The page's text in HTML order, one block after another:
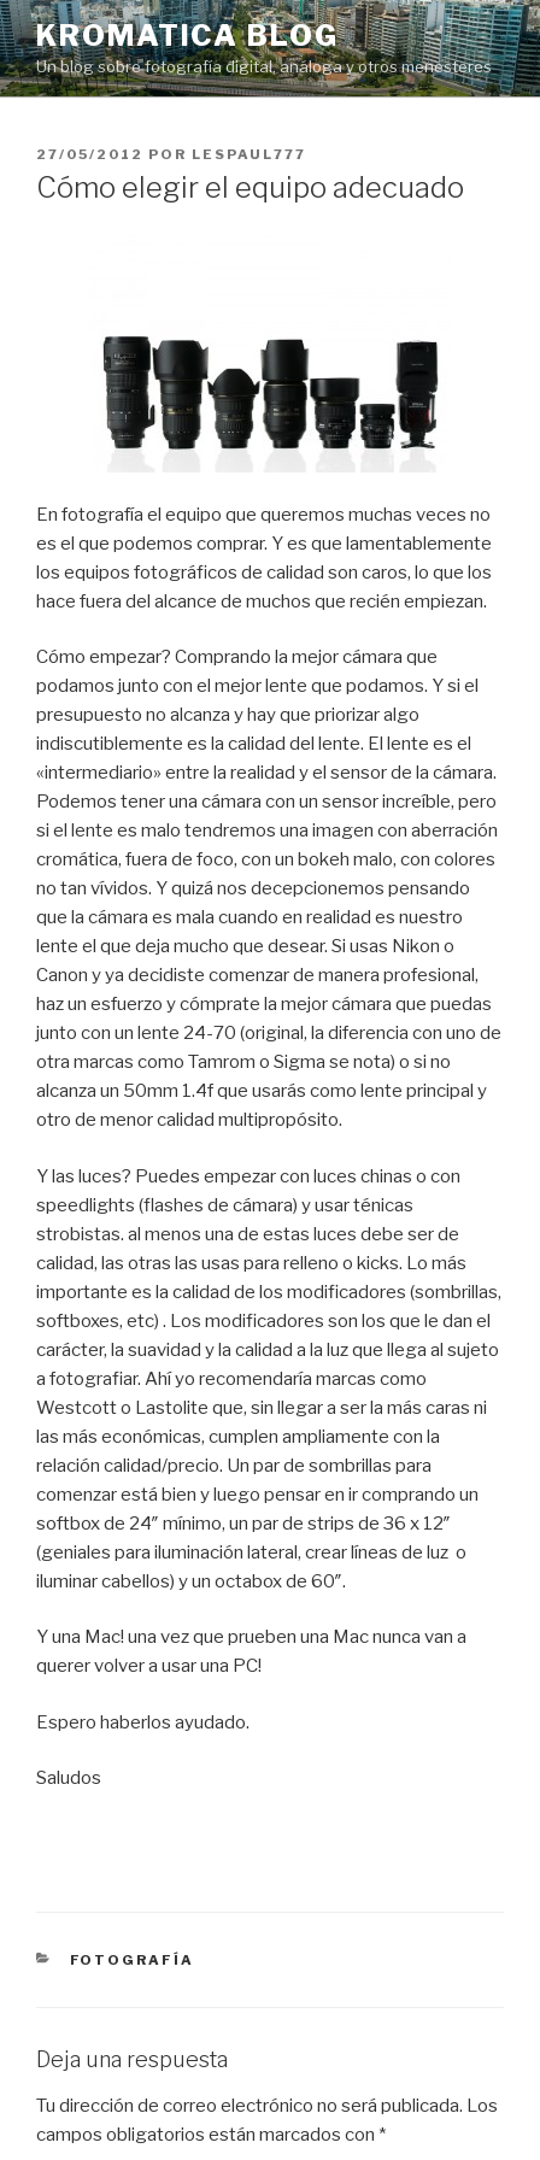
Saltar
al
contenido
KROMATICA BLOG
Un blog sobre fotografía digital, análoga y otros menesteres
PUBLICADO
EL
27/05/2012 POR LESPAUL777
Cómo elegir el equipo adecuado
En fotografía el equipo que queremos muchas veces no
es el que podemos comprar. Y es que lamentablemente
los equipos fotográficos de calidad son caros, lo que los
hace fuera del alcance de muchos que recién empiezan.
Cómo empezar? Comprando la mejor cámara que
podamos junto con el mejor lente que podamos. Y si el
presupuesto no alcanza y hay que priorizar algo
indiscutiblemente es la calidad del lente. El lente es el
«intermediario» entre la realidad y el sensor de la cámara.
Podemos tener una cámara con un sensor increíble, pero
si el lente es malo tendremos una imagen con aberración
cromática, fuera de foco, con un bokeh malo, con colores
no tan vívidos. Y quizá nos decepcionemos pensando
que la cámara es mala cuando en realidad es nuestro
lente el que deja mucho que desear. Si usas Nikon o
Canon y ya decidiste comenzar de manera profesional,
haz un esfuerzo y cómprate la mejor cámara que puedas
junto con un lente 24-70 (original, la diferencia con uno de
otra marcas como Tamrom o Sigma se nota) o si no
alcanza un 50mm 1.4f que usarás como lente principal y
otro de menor calidad multipropósito.
Y las luces? Puedes empezar con luces chinas o con
speedlights (flashes de cámara) y usar ténicas
strobistas. al menos una de estas luces debe ser de
calidad, las otras las usas para relleno o kicks. Lo más
importante es la calidad de los modificadores (sombrillas,
softboxes, etc) . Los modificadores son los que le dan el
carácter, la suavidad y la calidad a la luz que llega al sujeto
a fotografiar. Ahí yo recomendaría marcas como
Westcott o Lastolite que, sin llegar a ser la más caras ni
las más económicas, cumplen ampliamente con la
relación calidad/precio. Un par de sombrillas para
comenzar está bien y luego pensar en ir comprando un
softbox de 24″ mínimo, un par de strips de 36 x 12″
(geniales para iluminación lateral, crear líneas de luz o
iluminar cabellos) y un octabox de 60″.
Y una Mac! una vez que prueben una Mac nunca van a
querer volver a usar una PC!
Espero haberlos ayudado.
Saludos
CATEGORÍAS
FOTOGRAFÍA
Deja una respuesta
Tu dirección de correo electrónico no será publicada. Los
campos obligatorios están marcados con *